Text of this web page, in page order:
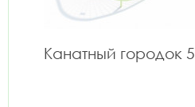
Канатный городок 5